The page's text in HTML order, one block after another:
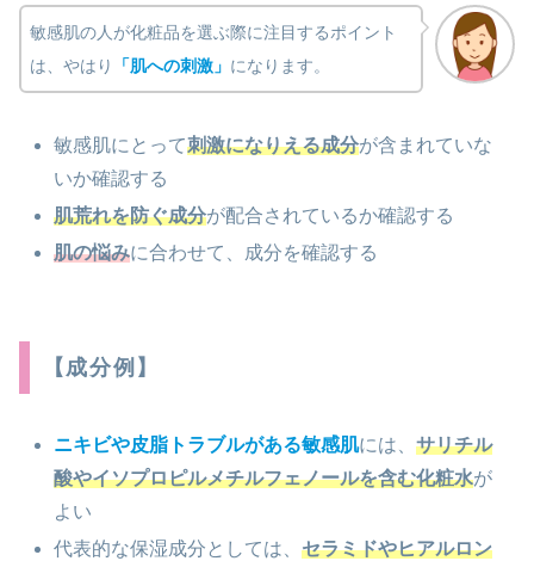
敏感肌の人が化粧品を選ぶ際に注目するポイント
は、やはり
「肌への刺激」 になります。
敏感肌にとって刺激になりえる成分が含まれていな
いか確認する
肌荒れを防ぐ成分が配合されているか確認する
肌の悩みに合わせて、成分を確認する
【成分例】
ニキビや皮脂トラブルがある敏感肌には、サリチル
酸やイソプロピルメチルフェノールを含む化粧水が
よい
代表的な保湿成分としては、セラミドやヒアルロン